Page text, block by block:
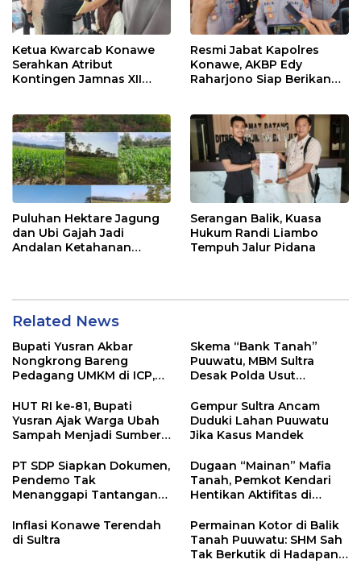
Ketua Kwarcab Konawe
Serahkan Atribut
Kontingen Jamnas XII
Resmi Jabat Kapolres
Konawe, AKBP Edy
Raharjono Siap Berikan
Puluhan Hektare Jagung
dan Ubi Gajah Jadi
Andalan Ketahanan
Serangan Balik, Kuasa
Hukum Randi Liambo
Tempuh Jalur Pidana
Related News
Bupati Yusran Akbar
Nongkrong Bareng
Pedagang UMKM di ICP,
Hidupkan Ekonomi
Kerakyatan
Skema “Bank Tanah”
Puuwatu, MBM Sultra
Desak Polda Usut
Kadin
HUT RI ke-81, Bupati
Yusran Ajak Warga Ubah
Sampah Menjadi Sumber
Gempur Sultra Ancam
Duduki Lahan Puuwatu
Jika Kasus Mandek
PT SDP Siapkan Dokumen,
Pendemo Tak
Menanggapi Tantangan
Dugaan “Mainan” Mafia
Tanah, Pemkot Kendari
Hentikan Aktifitas di
Inflasi Konawe Terendah
di Sultra
Permainan Kotor di Balik
Tanah Puuwatu: SHM Sah
Tak Berkutik di Hadapan